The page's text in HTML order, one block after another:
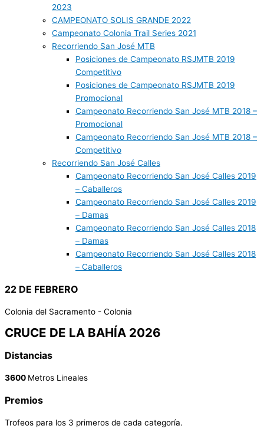
2023
CAMPEONATO SOLIS GRANDE 2022
Campeonato Colonia Trail Series 2021
Recorriendo San José MTB
Posiciones de Campeonato RSJMTB 2019
Competitivo
Posiciones de Campeonato RSJMTB 2019
Promocional
Campeonato Recorriendo San José MTB 2018 –
Promocional
Campeonato Recorriendo San José MTB 2018 –
Competitivo
Recorriendo San José Calles
Campeonato Recorriendo San José Calles 2019
– Caballeros
Campeonato Recorriendo San José Calles 2019
– Damas
Campeonato Recorriendo San José Calles 2018
– Damas
Campeonato Recorriendo San José Calles 2018
– Caballeros
22 DE FEBRERO
Colonia del Sacramento - Colonia
CRUCE DE LA BAHÍA 2026
Distancias
3600 Metros Lineales
Premios
Trofeos para los 3 primeros de cada categoría.